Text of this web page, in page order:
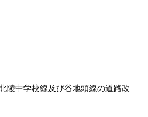
陵中学校線及び谷地頭線の道路改